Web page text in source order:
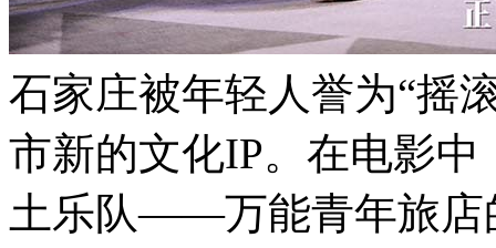
石家庄被年轻人誉为“摇
市新的文化IP。在电影
土乐队——万能青年旅店